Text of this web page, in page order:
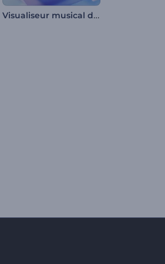
Visualiseur musical d'objets cinétiques